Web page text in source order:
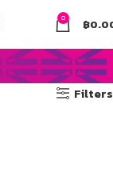
0 ฿
Filters